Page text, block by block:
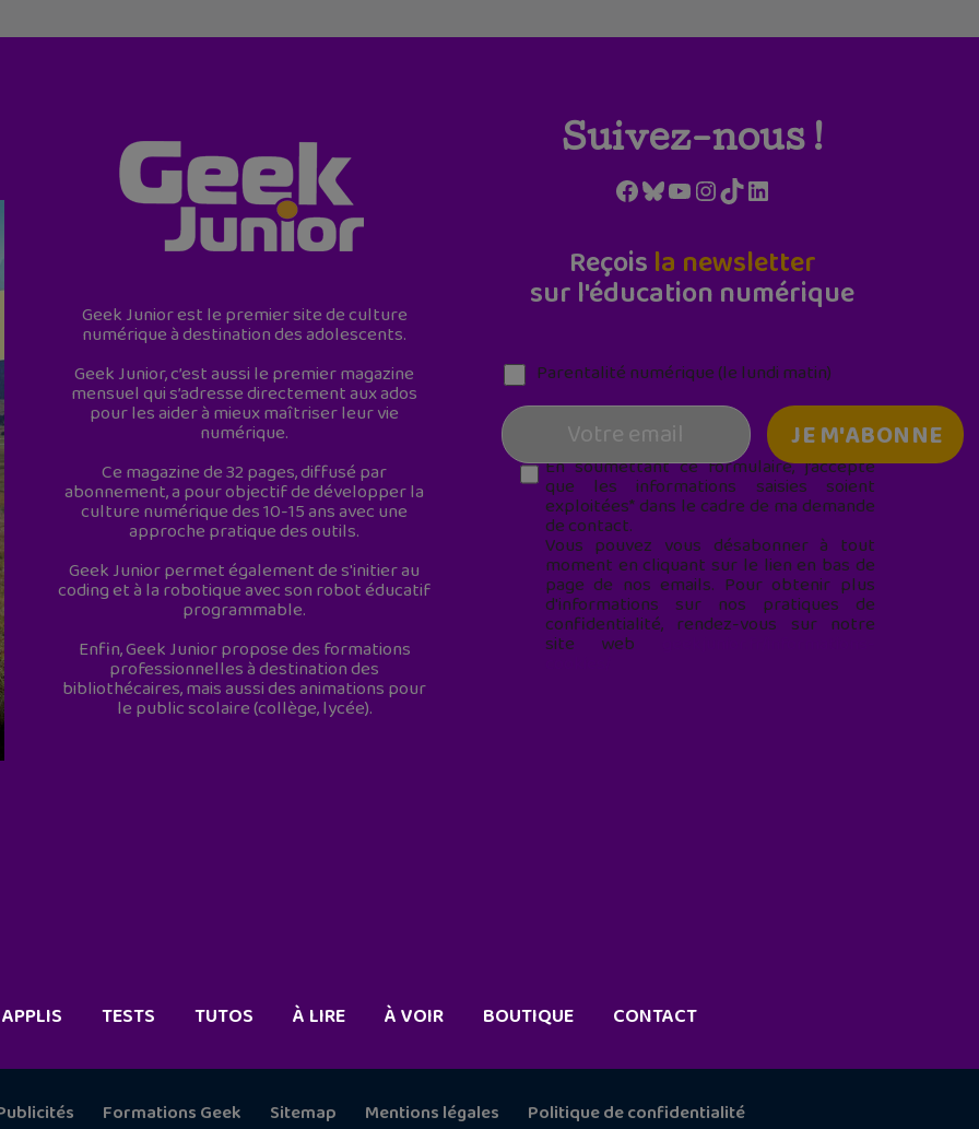
Geek Junior est le premier site de culture
numérique à destination des adolescents.
Geek Junior, c’est aussi le premier magazine
mensuel qui s’adresse directement aux ados
pour les aider à mieux maîtriser leur vie
numérique.
Ce magazine de 32 pages, diffusé par
abonnement, a pour objectif de développer la
culture numérique des 10-15 ans avec une
approche pratique des outils.
Geek Junior permet également de s'initier au
coding et à la robotique avec son robot éducatif
programmable.
Enfin, Geek Junior propose des formations
professionnelles à destination des
bibliothécaires, mais aussi des animations pour
le public scolaire (collège, lycée).
Suivez-nous !
Facebook
Bluesky
YouTube
Instagram
TikTokLinkedIn
Reçois la newsletter
sur l'éducation numérique
Parentalité numérique (le lundi matin)
En soumettant ce formulaire, j’accepte
que les informations saisies soient
exploitées* dans le cadre de ma demande
de contact.
Vous pouvez vous désabonner à tout
moment en cliquant sur le lien en bas de
page de nos emails. Pour obtenir plus
d'informations sur nos pratiques de
confidentialité, rendez-vous sur notre
site web
APPLIS TESTS TUTOS À LIRE À VOIR BOUTIQUE CONTACT
Formations Geek Sitemap Mentions légales Politique de confidentialité